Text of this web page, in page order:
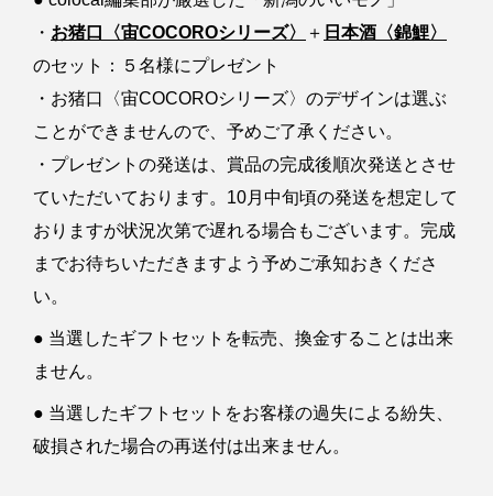
・ お猪口〈宙COCOROシリーズ〉 ＋ 日本酒〈錦鯉〉
のセット：５名様にプレゼント
・お猪口〈宙COCOROシリーズ〉のデザインは選ぶ
ことができませんので、予めご了承ください。
・プレゼントの発送は、賞品の完成後順次発送とさせ
ていただいております。10月中旬頃の発送を想定して
おりますが状況次第で遅れる場合もございます。完成
までお待ちいただきますよう予めご承知おきくださ
い。
● 当選したギフトセットを転売、換金することは出来
ません。
● 当選したギフトセットをお客様の過失による紛失、
破損された場合の再送付は出来ません。